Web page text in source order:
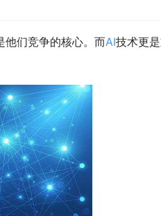
他们竞争的核心。而AI技术更